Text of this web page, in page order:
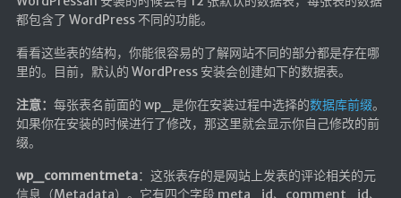
都包含了 WordPress 不同的功能。
看看这些表的结构，你能很容易的了解网站不同的部分都是存在哪
里的。目前，默认的 WordPress 安装会创建如下的数据表。
注意： 每张表名前面的 wp_是你在安装过程中选择的数据库前缀。
如果你在安装的时候进行了修改，那这里就会显示你自己修改的前
缀。
wp_commentmeta：这张表存的是网站上发表的评论相关的元
信息（Metadata）。它有四个字段 meta_id、comment_id、
图片加水印
查重软件
Aria2
个人网盘
家庭网盘